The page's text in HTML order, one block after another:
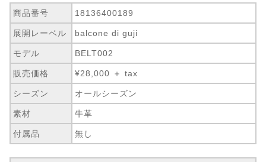
商品番号 18136400189
展開レーベル balcone di guji
モデル BELT002
販売価格 ¥28,000 ＋ tax
シーズン オールシーズン
素材 牛革
付属品 無し